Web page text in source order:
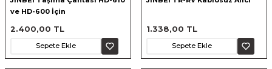
ve HD-600 İçin
2.400,00 TL
Sepete Ekle
1.338,00 TL
Sepete Ekle